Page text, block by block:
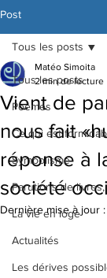
Post
Tous les posts
Poèmes
Ce qui est
Symbolisme
Parutions de livres,
La vie en loge
Actualités
Les dérives
Tous les posts
Vient de
nous fait
réponse à
société
Matéo Simoita
2 min de lecture
Dernière mise à jour :